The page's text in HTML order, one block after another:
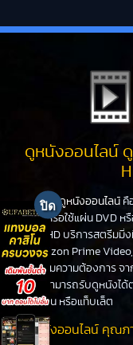
ดูหนังออนไลน์
ดูหนังออนไลน์ คื
หนังหรือใช้แผ่น DVD
PanHD บริการสตรีมมิ่
Amazon Prime
ได้ตามความต้องการ จ
คุณสามารถรับดูหนังได้
ร์ทโฟน หรือแท็บเล็ต
ดูหนังออนไลน์ คุณภ